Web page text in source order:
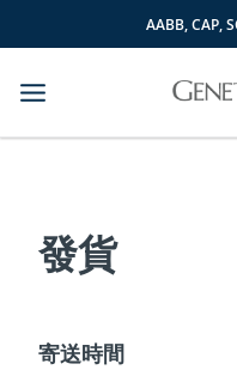
to
AABB, CAP,
發貨
寄送時間